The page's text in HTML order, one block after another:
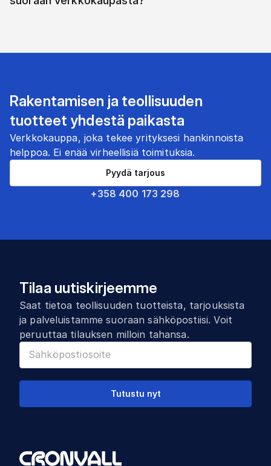
Rakentamisen ja teollisuuden
tuotteet yhdestä paikasta
Verkkokauppa, joka tekee yrityksesi hankinnoista
helppoa. Ei enää virheellisiä toimituksia.
+358 400 173 298
Pyydä tarjous
Tilaa uutiskirjeemme
Saat tietoa teollisuuden tuotteista, tarjouksista
ja palveluistamme suoraan sähköpostiisi. Voit
peruuttaa tilauksen milloin tahansa.
Tutustu nyt